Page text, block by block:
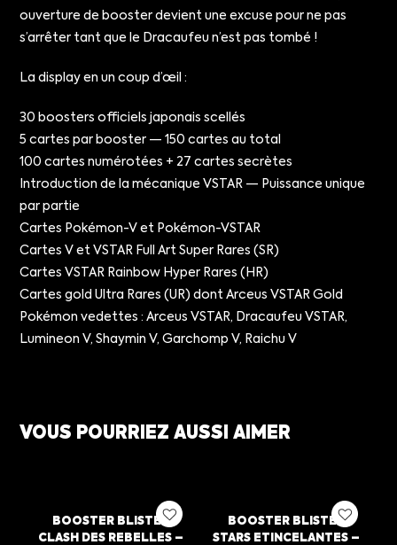
ouverture de booster devient une excuse pour ne pas
s’arrêter tant que le Dracaufeu n’est pas tombé !
La display en un coup d’œil :
30 boosters officiels japonais scellés
5 cartes par booster — 150 cartes au total
100 cartes numérotées + 27 cartes secrètes
Introduction de la mécanique VSTAR — Puissance unique
par partie
Cartes Pokémon-V et Pokémon-VSTAR
Cartes V et VSTAR Full Art Super Rares (SR)
Cartes VSTAR Rainbow Hyper Rares (HR)
Cartes gold Ultra Rares (UR) dont Arceus VSTAR Gold
Pokémon vedettes : Arceus VSTAR, Dracaufeu VSTAR,
Lumineon V, Shaymin V, Garchomp V, Raichu V
VOUS POURRIEZ AUSSI AIMER
BOOSTER BLISTER
CLASH DES REBELLES –
BOOSTER BLISTER
STARS ETINCELANTES –